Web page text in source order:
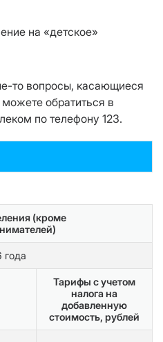
на «детское»
то вопросы, касающиеся
обратиться в
по телефону 123.
(кроме
года
Тарифы с учетом
налога на
добавленную
стоимость, рублей